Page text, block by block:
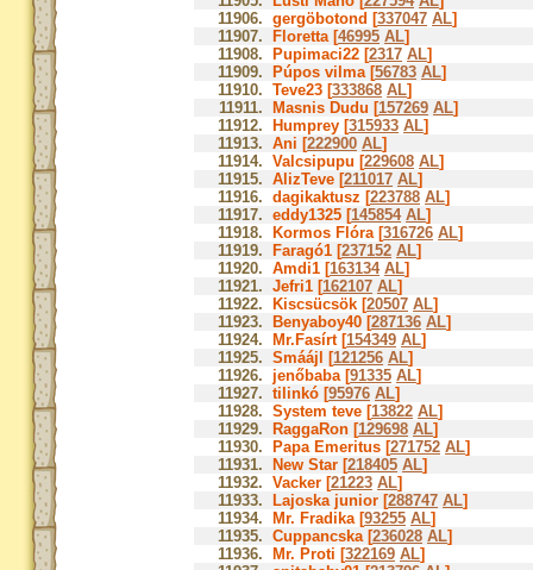
11906. gergöbotond [337047 AL]
11907.
Floretta [46995 AL]
11908.
Pupimaci22 [2317 AL]
11909.
Púpos vilma [56783 AL]
11910. Teve23 [333868 AL]
11911.
Masnis Dudu [157269 AL]
11912.
Humprey [315933 AL]
11913. Ani [222900 AL]
11914. Valcsipupu [229608 AL]
11915. AlizTeve [211017 AL]
11916. dagikaktusz [223788 AL]
11917. eddy1325 [145854 AL]
11918.
Kormos Flóra [316726 AL]
11919.
Faragó1 [237152 AL]
11920. Amdi1 [163134 AL]
11921. Jefri1 [162107 AL]
11922.
Kiscsücsök [20507 AL]
11923.
Benyaboy40 [287136 AL]
11924.
Mr.Fasírt [154349 AL]
11925. Smáájl [121256 AL]
11926. jenőbaba [91335 AL]
11927. tilinkó [95976 AL]
11928. System teve [13822 AL]
11929.
RaggaRon [129698 AL]
11930.
Papa Emeritus [271752 AL]
11931.
New Star [218405 AL]
11932. Vacker [21223 AL]
11933.
Lajoska junior [288747 AL]
11934.
Mr. Fradika [93255 AL]
11935. Cuppancska [236028 AL]
11936.
Mr. Proti [322169 AL]